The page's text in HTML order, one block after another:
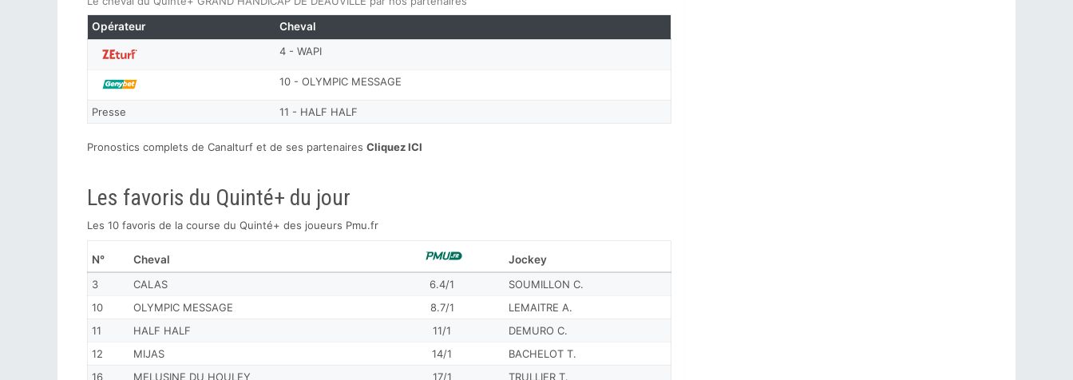
Opérateur
Cheval
4 - WAPI
10 - OLYMPIC MESSAGE
Presse 11 - HALF HALF
Pronostics complets de Canalturf et de ses partenaires Cliquez ICI
Les favoris du Quinté+ du jour
Les 10 favoris de la course du Quinté+ des joueurs Pmu.fr
N° Cheval
Jockey
3
CALAS 6.4/1
SOUMILLON C.
10
OLYMPIC MESSAGE 8.7/1
LEMAITRE A.
11
HALF HALF 11/1
DEMURO C.
12
MIJAS 14/1
BACHELOT T.
16
MELUSINE DU HOULEY 17/1
TRULLIER T.